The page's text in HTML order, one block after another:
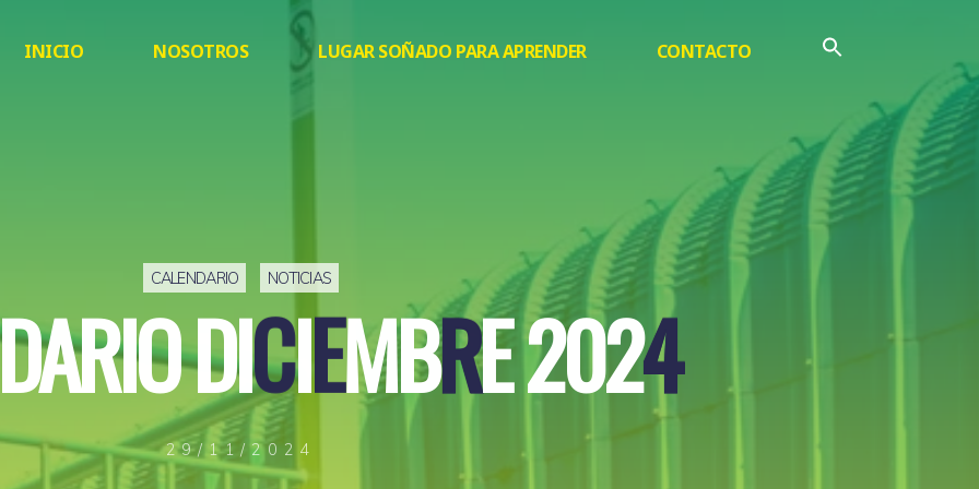
INICIO NOSOTROS LUGAR SOÑADO PARA APRENDER CONTACTO
CALENDARIO NOTICIAS
ARIODICIEMBR
RE2024
4
29/11/2024